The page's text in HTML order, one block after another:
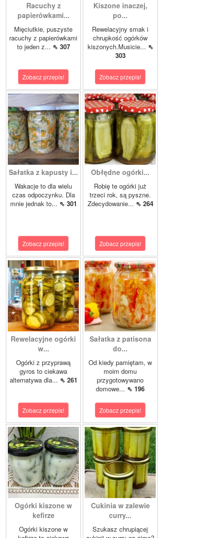
Racuchy z
papierówkami...
Mięciutkie, puszyste
racuchy z papierówkami
to jeden z... ⇖ 307
Zobacz przepis!
Kiszone inaczej,
po...
Rewelacyjny smak i
chrupkość ogórków
kiszonych.Musicie... ⇖
303
Zobacz przepis!
Sałatka z kapusty i...
Wakacje to dla wielu
czas odpoczynku. Dla
mnie jednak to... ⇖ 301
Zobacz przepis!
Obłędne ogórki...
Robię te ogórki już
trzeci rok, są pyszne.
Zdecydowanie... ⇖ 264
Zobacz przepis!
Rewelacyjne ogórki
w...
Ogórki z przyprawą
gyros to ciekawa
alternatywa dla... ⇖ 261
Zobacz przepis!
Sałatka z patisona
do...
Od kiedy pamiętam, w
moim domu
przygotowywano
domowe... ⇖ 196
Zobacz przepis!
Ogórki kiszone w
kefirze
Ogórki kiszone w
Cukinia w zalewie
curry...
Szukasz chrupiącej